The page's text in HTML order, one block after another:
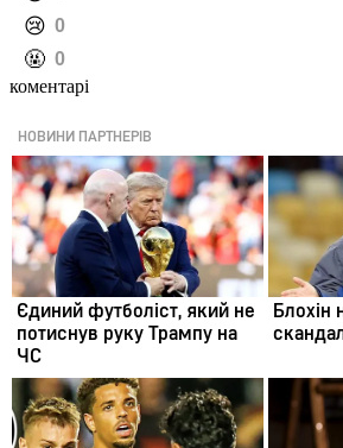
️😢 0
️🤬 0
коментарі